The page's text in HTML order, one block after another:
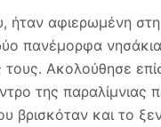
αφιερωμένη στη
πανέμορφα
τους. Ακολούθησε
της
βρισκόταν και το